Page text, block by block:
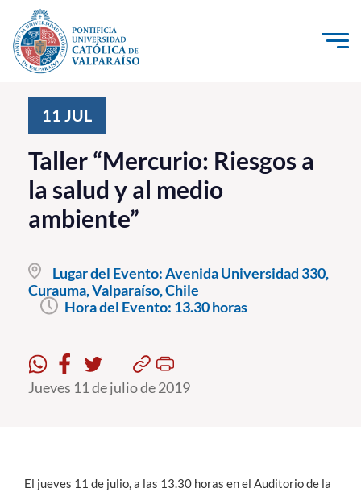
Click acá para ir directamente al contenido
Investigación, Creación e Innovación
PUCV Internacional
Vinculación con el Medio
Pregrado
Postgrado
Formación Continua
11 JUL
Taller “Mercurio: Riesgos a
la salud y al medio
ambiente”
Lugar del Evento:Avenida Universidad 330,
Curauma, Valparaíso, Chile
Hora del Evento: 13.30 horas
Jueves 11 de julio de 2019
El jueves 11 de julio, a las 13.30 horas en el Auditorio de la